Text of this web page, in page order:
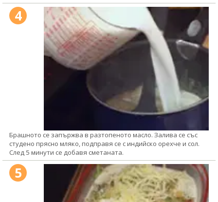
4
Брашното се запържва в разтопеното масло. Залива се със
студено прясно мляко, подправя се с индийско орехче и сол.
След 5 минути се добавя сметаната.
5